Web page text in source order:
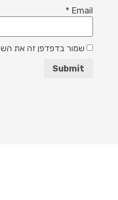
Email
*
שמור בדפדפן זה את